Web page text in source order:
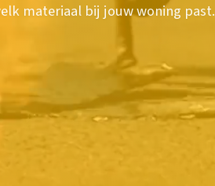
materiaal bij jouw woning past.